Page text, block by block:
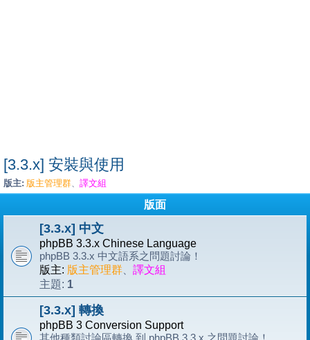
[3.3.x] 安裝與使用
版主: 版主管理群、 譯文組
版面
[3.3.x] 中文
phpBB 3.3.x Chinese Language
phpBB 3.3.x 中文語系之問題討論！
版主: 版主管理群
譯文組
主題: 1
[3.3.x] 轉換
phpBB 3 Conversion Support